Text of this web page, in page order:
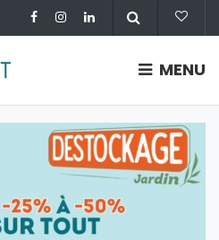
MENU